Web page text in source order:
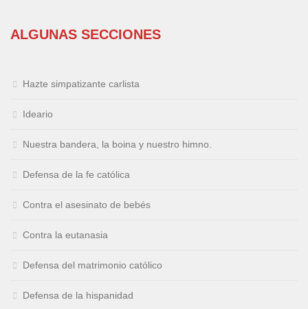
ALGUNAS SECCIONES
Hazte simpatizante carlista
Ideario
Nuestra bandera, la boina y nuestro himno.
Defensa de la fe católica
Contra el asesinato de bebés
Contra la eutanasia
Defensa del matrimonio católico
Defensa de la hispanidad